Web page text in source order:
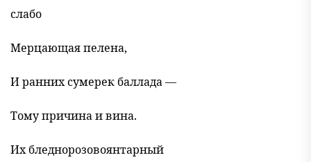
слабо
Мерцающая пелена,
И ранних сумерек баллада —
Тому причина и вина.
Их бледнорозовоянтарный